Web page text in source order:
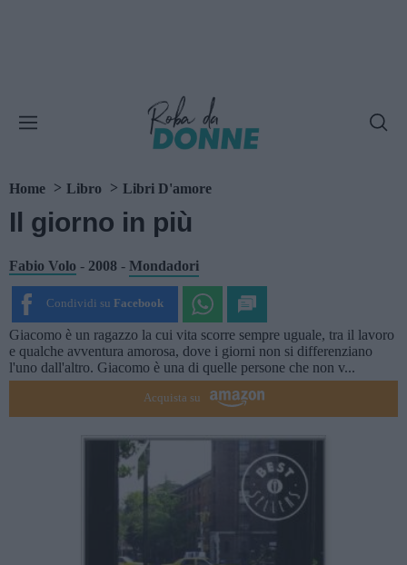
Home Libro Libri D'amore
Il giorno in più
Fabio Volo - 2008 - Mondadori
Condividi su Facebook
Giacomo è un ragazzo la cui vita scorre sempre uguale, tra il lavoro
e qualche avventura amorosa, dove i giorni non si differenziano
l'uno dall'altro. Giacomo è una di quelle persone che non v...
Acquista su